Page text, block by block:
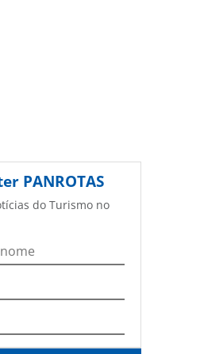
PANROTAS
do Turismo no